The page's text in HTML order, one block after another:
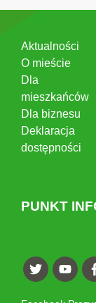
Aktualności
O mieście
Dla
mieszkańców
Dla biznesu
Deklaracja
dostępności
PUNKT